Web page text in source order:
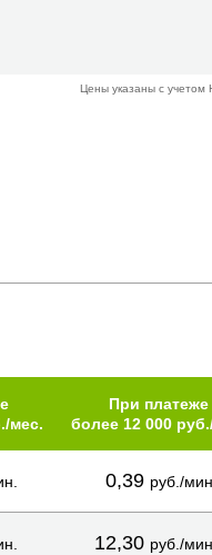
Цены указаны с учетом
мес.
При платеже
более 12 000
0,39 руб./мин.
12,30 руб./мин.